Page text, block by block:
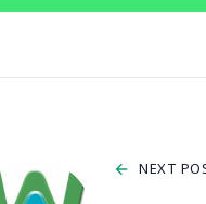
NEXT